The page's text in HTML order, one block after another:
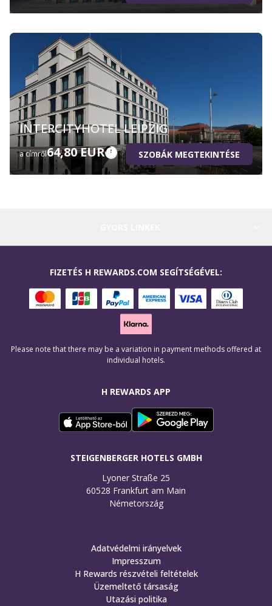
INTERCITYHOTEL LEIPZIG
a címről64,80 EUR SZOBÁK MEGTEKINTÉSE
H REWARDS APP
STEIGENBERGER HOTELS GMBH
Lyoner Straße 25
60528 Frankfurt am Main
Németország
FIZETÉS H REWARDS.COM SEGÍTSÉGÉVEL:
Please note that there may be a variation in payment methods offered at
individual hotels.
Adatvédelmi irányelvek
Impresszum
H Rewards részvételi feltételek
Üzemeltető társaság
Utazási politika